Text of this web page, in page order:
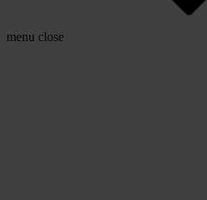
menu close